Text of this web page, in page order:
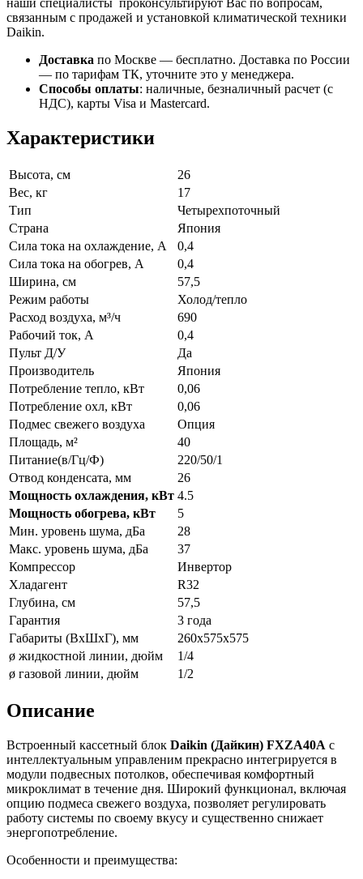
наши специалисты проконсультируют Вас по вопросам,
связанным с продажей и установкой климатической техники
Daikin.
Доставка по Москве — бесплатно. Доставка по России
— по тарифам ТК, уточните это у менеджера.
Способы оплаты: наличные, безналичный расчет (с
НДС), карты Visa и Mastercard.
Характеристики
Высота, см
26
Вес, кг
17
Тип
Четырехпоточный
Страна
Япония
Сила тока на охлаждение, А
0,4
Сила тока на обогрев, А
0,4
Ширина, см
57,5
Режим работы
Холод/тепло
Расход воздуха, м³/ч
690
Рабочий ток, А
0,4
Пульт Д/У
Да
Производитель
Япония
Потребление тепло, кВт
0,06
Потребление охл, кВт
0,06
Подмес свежего воздуха
Опция
Площадь, м²
40
Питание(в/Гц/Ф)
220/50/1
Отвод конденсата, мм
26
Мощность охлаждения, кВт 4.5
Мощность обогрева, кВт
5
Мин. уровень шума, дБа
28
Макс. уровень шума, дБа
37
Компрессор
Инвертор
Хладагент
R32
Глубина, см
57,5
Гарантия
3 года
Габариты (ВxШxГ), мм
260х575х575
ø жидкостной линии, дюйм
1/4
ø газовой линии, дюйм
1/2
Описание
Встроенный кассетный блок Daikin (Дайкин) FXZА40A с
интеллектуальным управленим прекрасно интегрируется в
модули подвесных потолков, обеспечивая комфортный
микроклимат в течение дня. Широкий функционал, включая
опцию подмеса свежего воздуха, позволяет регулировать
работу системы по своему вкусу и существенно снижает
энергопотребление.
Особенности и преимущества: